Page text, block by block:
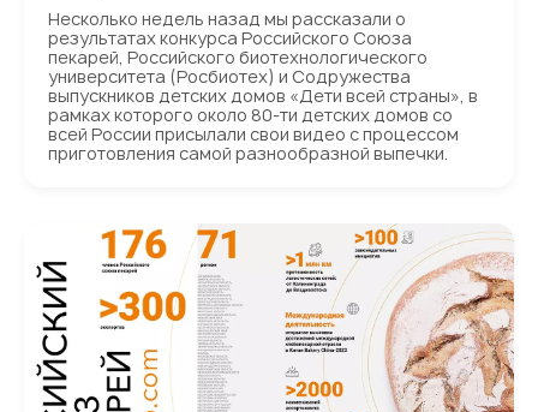
Несколько недель назад мы рассказали о
результатах конкурса Российского Союза
пекарей, Российского биотехнологического
университета (Росбиотех) и Содружества
выпускников детских домов «Дети всей страны», в
рамках которого около 80-ти детских домов со
всей России присылали свои видео с процессом
приготовления самой разнообразной выпечки.